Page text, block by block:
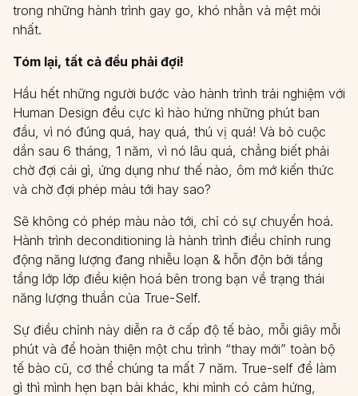
trong những hành trình gay go, khó nhằn và mệt mỏi
nhất.
Tóm lại, tất cả đều phải đợi!
Hầu hết những người bước vào hành trình trải nghiệm với
Human Design đều cực kì hào hứng những phút ban
đầu, vì nó đúng quá, hay quá, thú vị quá! Và bỏ cuộc
dần sau 6 tháng, 1 năm, vì nó lâu quá, chẳng biết phải
chờ đợi cái gì, ứng dụng như thế nào, ôm mớ kiến thức
và chờ đợi phép màu tới hay sao?
Sẽ không có phép màu nào tới, chỉ có sự chuyển hoá.
Hành trình deconditioning là hành trình điều chỉnh rung
động năng lượng đang nhiễu loạn & hỗn độn bởi tầng
tầng lớp lớp điều kiện hoá bên trong bạn về trạng thái
năng lượng thuần của True-Self.
Sự điều chỉnh này diễn ra ở cấp độ tế bào, mỗi giây mỗi
phút và để hoàn thiện một chu trình “thay mới” toàn bộ
tế bào cũ, cơ thể chúng ta mất 7 năm. True-self để làm
gì thì mình hẹn bạn bài khác, khi mình có cảm hứng,